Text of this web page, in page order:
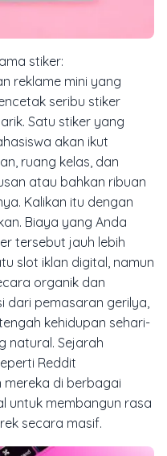
stiker:
reklame mini yang
seribu stiker
Satu stiker yang
akan ikut
ruang kelas, dan
atau bahkan ribuan
Kalikan itu dengan
Biaya yang Anda
tersebut jauh lebih
slot iklan digital, namun
organik dan
dari pemasaran gerilya,
kehidupan sehari-
natural. Sejarah
Reddit
mereka di berbagai
untuk membangun rasa
secara masif.